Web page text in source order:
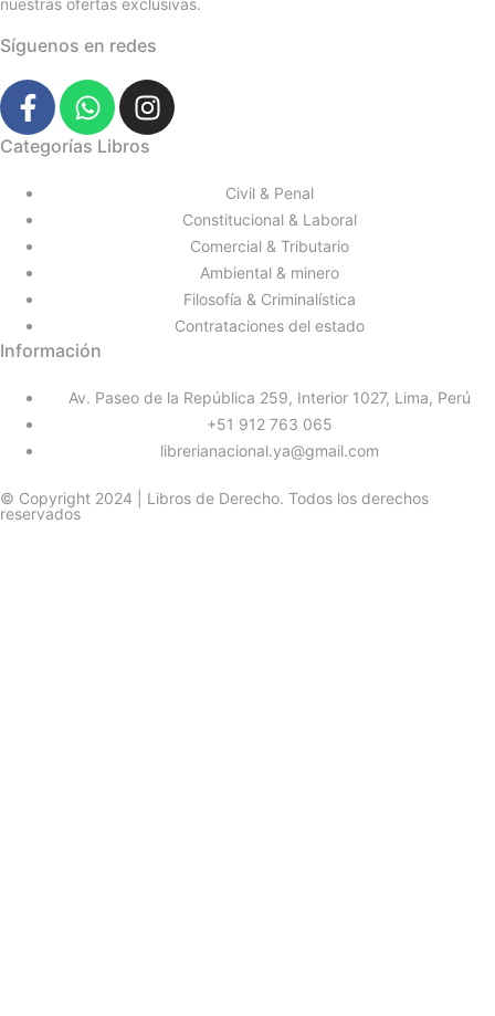
nuestras ofertas exclusivas.
Síguenos en redes
Categorías Libros
Civil & Penal
Constitucional & Laboral
Comercial & Tributario
Ambiental & minero
Filosofía & Criminalística
Contrataciones del estado
Información
Av. Paseo de la República 259, Interior 1027, Lima, Perú
+51 912 763 065
librerianacional.ya@gmail.com
© Copyright 2024 | Libros de Derecho. Todos los derechos
reservados